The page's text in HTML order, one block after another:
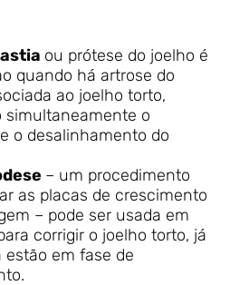
ou prótese do joelho é
quando há artrose do
ao joelho torto,
simultaneamente o
o desalinhamento do
– um procedimento
as placas de crescimento
– pode ser usada em
corrigir o joelho torto, já
estão em fase de